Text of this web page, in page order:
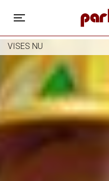
Toggle navigation
Park Bio
VISES NU